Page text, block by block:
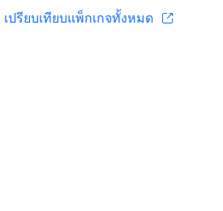
เปรียบเทียบแพ็กเกจทั้งหมด